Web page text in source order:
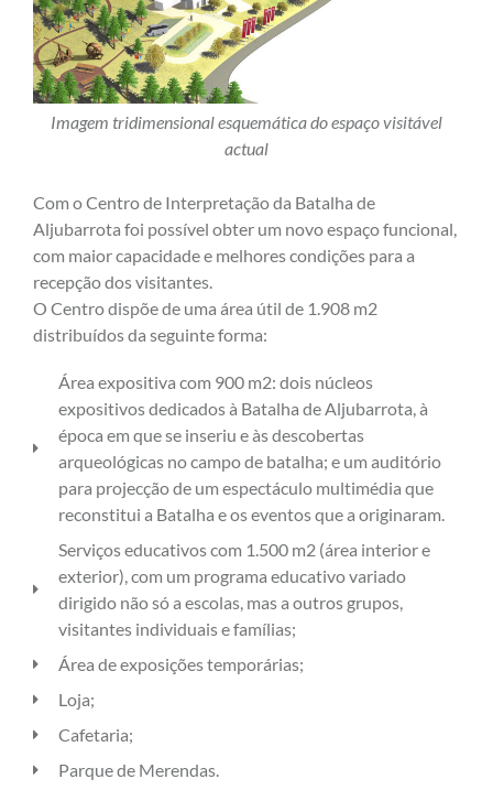
Imagem tridimensional esquemática do espaço visitável
actual
Com o Centro de Interpretação da Batalha de
Aljubarrota foi possível obter um novo espaço funcional,
com maior capacidade e melhores condições para a
recepção dos visitantes.
O Centro dispõe de uma área útil de 1.908 m2
distribuídos da seguinte forma:
Área expositiva com 900 m2: dois núcleos
expositivos dedicados à Batalha de Aljubarrota, à
época em que se inseriu e às descobertas
arqueológicas no campo de batalha; e um auditório
para projecção de um espectáculo multimédia que
reconstitui a Batalha e os eventos que a originaram.
Serviços educativos com 1.500 m2 (área interior e
exterior), com um programa educativo variado
dirigido não só a escolas, mas a outros grupos,
visitantes individuais e famílias;
Área de exposições temporárias;
Loja;
Cafetaria;
Parque de Merendas.